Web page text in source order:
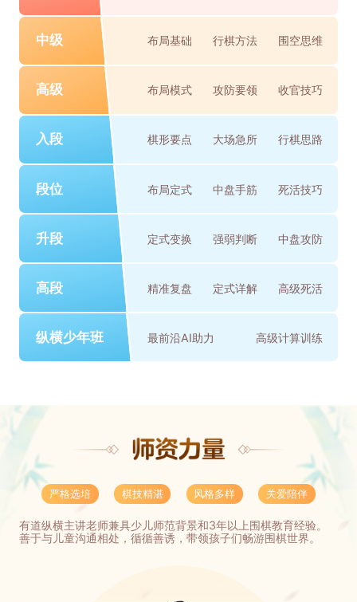
中级 布局基础 行棋方法 围空思维
高级 布局模式 攻防要领 收官技巧
入段 棋形要点 大场急所 行棋思路
段位 布局定式 中盘手筋 死活技巧
升段 定式变换 强弱判断 中盘攻防
高段 精准复盘 定式详解 高级死活
纵横少年班 最前沿AI助力 高级计算训练
严格选培 棋技精湛 风格多样 关爱陪伴
有道纵横主讲老师兼具少儿师范背景和3年以上围棋教育经验。
善于与儿童沟通相处，循循善诱，带领孩子们畅游围棋世界。